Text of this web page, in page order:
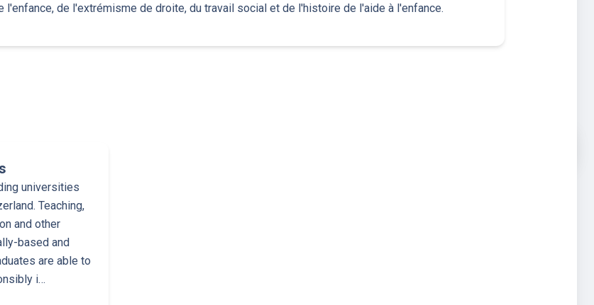
l'enfance, de l'extrémisme de droite, du travail social et de l'histoire de l'aide à l'enfance.
universities
Teaching,
and other
based and
are able to
i…